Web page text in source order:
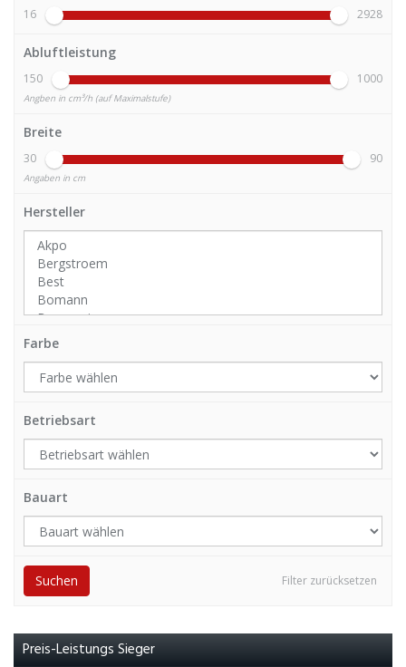
16 2928
Abluftleistung
150 1000
Angben in cm³/h (auf Maximalstufe)
Breite
30 90
Angaben in cm
Hersteller
Farbe
Betriebsart
Bauart
Filter zurücksetzen
Suchen
Preis-Leistungs Sieger